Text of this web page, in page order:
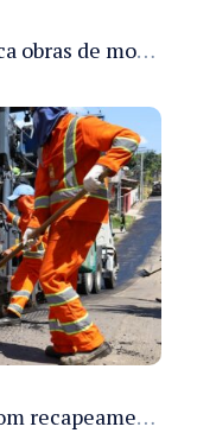
Prefeitura de Manaus intensifica obras de modernização no viaduto Miguel Arraes para ampliar segurança e acessibilidade na região
Prefeitura de Manaus avança com recapeamento no Parque Rio Solimões e cobre cerca de 30 ruas